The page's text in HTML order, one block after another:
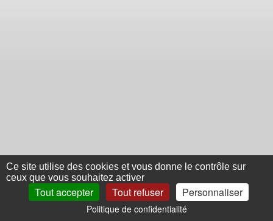
Ce site utilise des cookies et vous donne le contrôle sur
ceux que vous souhaitez activer
Tout accepter Tout refuser Personnaliser
Politique de confidentialité